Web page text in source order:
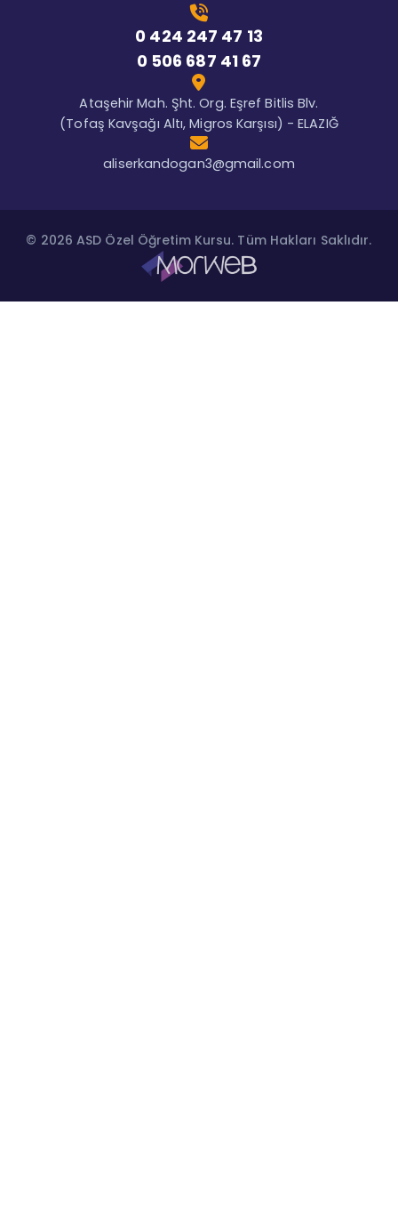
0 424 247 47 13
0 506 687 41 67
Ataşehir Mah. Şht. Org. Eşref Bitlis Blv.
(Tofaş Kavşağı Altı, Migros Karşısı) - ELAZIĞ
aliserkandogan3@gmail.com
© 2026 ASD Özel Öğretim Kursu. Tüm Hakları Saklıdır.